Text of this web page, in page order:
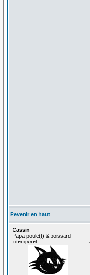
Revenir en haut
Cassin
Papa-poule(t) & poissard
intemporel